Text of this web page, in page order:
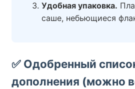
Удобная упаковка.
саше, небьющиеся
✅ Одобренный
дополнения (можно